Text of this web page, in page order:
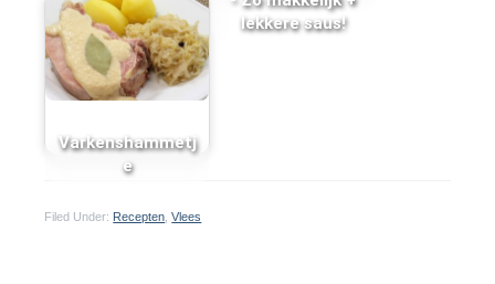
lekkere saus!
Varkenshammetj
e
Filed Under: Recepten ,Vlees